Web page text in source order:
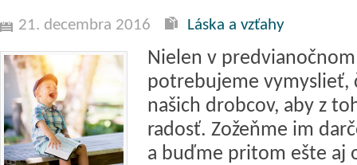
21. decembra 2016 Láska a vzťahy
Nielen v
potrebujeme vymyslieť,
našich drobcov, aby z
radosť. Zožeňme im
a buďme pritom ešte